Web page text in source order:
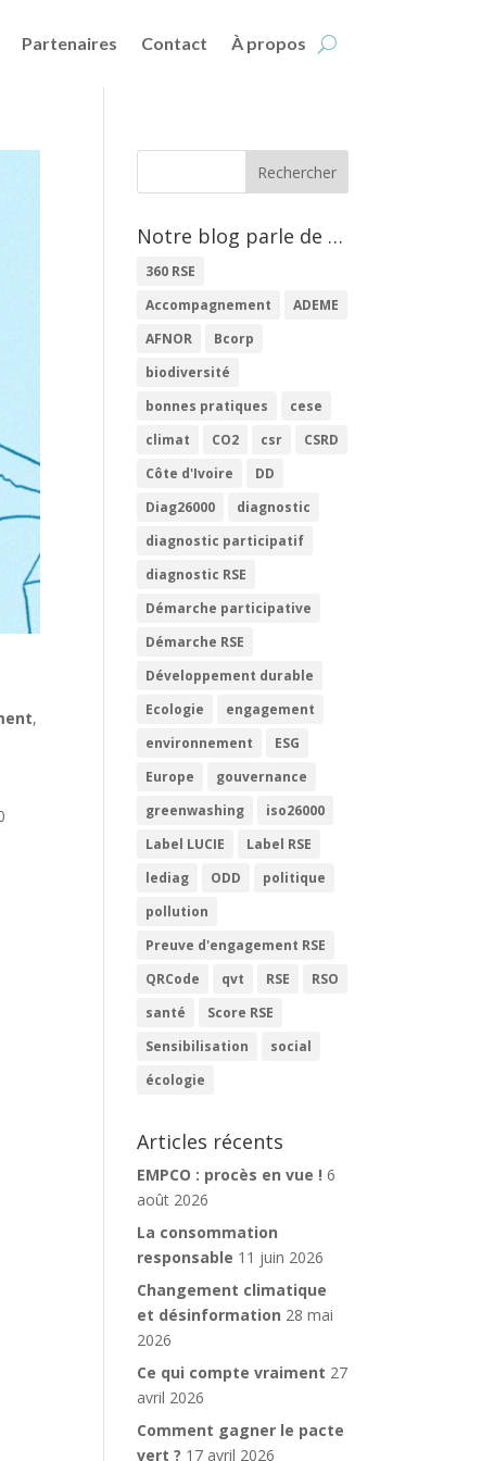
Partenaires Contact À propos
,
Notre blog parle de …
360 RSE
Accompagnement
ADEME
AFNOR
Bcorp
biodiversité
bonnes pratiques
cese
climat
CO2 csr
CSRD
Côte d'Ivoire
DD
Diag26000
diagnostic
diagnostic participatif
diagnostic RSE
Démarche participative
Démarche RSE
Développement durable
Ecologie
engagement
environnement
ESG
Europe
gouvernance
greenwashing
iso26000
Label LUCIE
Label RSE
lediag
ODD
politique
pollution
Preuve d'engagement RSE
QRCode
qvt RSE
RSO
santé
Score RSE
Sensibilisation
social
écologie
Articles récents
EMPCO : procès en vue ! 6
août 2026
La consommation
responsable 11 juin 2026
Changement climatique
et désinformation 28 mai
2026
Ce qui compte vraiment 27
avril 2026
Comment gagner le pacte
vert ? 17 avril 2026